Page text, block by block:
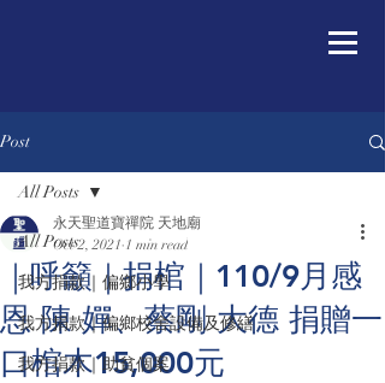
Post
All Posts
我方捐款｜偏鄉小學
我方捐款｜偏鄉校舍設備及修繕
我方捐款｜助貧個案
All Posts
｜呼籲｜捐棺｜110/9月感
恩 陳 嬋、蔡剛 大德 捐贈一
口棺木15,000元
永天聖道寶禪院 天地廟
Oct 2, 2021 1 min read